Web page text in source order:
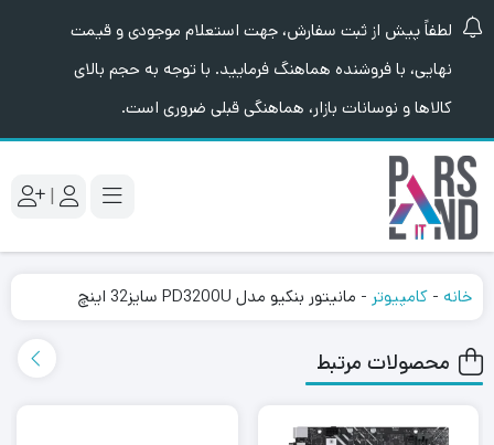
لطفاً پیش از ثبت سفارش، جهت استعلام موجودی و قیمت
نهایی، با فروشنده هماهنگ فرمایید. با توجه به حجم بالای
کالاها و نوسانات بازار، هماهنگی قبلی ضروری است.
|
خانه - کامپیوتر - مانیتور بنکیو مدل PD3200U سایز32 اینچ
محصولات مرتبط